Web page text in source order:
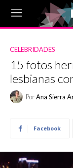
CELEBRIDADES
15 fotos
lesbianas
PorAna Sierra
Facebook